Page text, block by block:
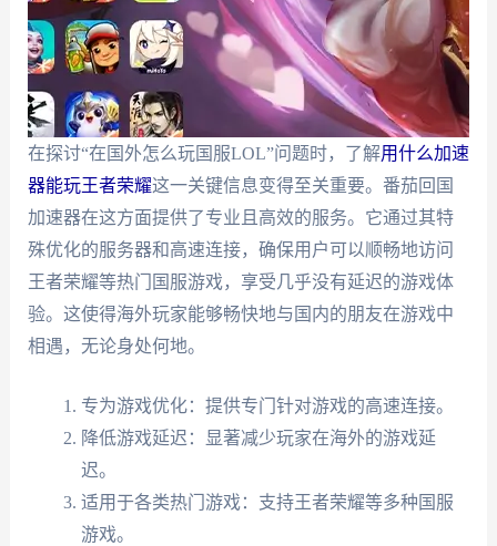
在探讨“在国外怎么玩国服LOL”问题时，了解用什么加速
器能玩王者荣耀这一关键信息变得至关重要。番茄回国
加速器在这方面提供了专业且高效的服务。它通过其特
殊优化的服务器和高速连接，确保用户可以顺畅地访问
王者荣耀等热门国服游戏，享受几乎没有延迟的游戏体
验。这使得海外玩家能够畅快地与国内的朋友在游戏中
相遇，无论身处何地。
专为游戏优化：提供专门针对游戏的高速连接。
降低游戏延迟：显著减少玩家在海外的游戏延
迟。
适用于各类热门游戏：支持王者荣耀等多种国服
游戏。